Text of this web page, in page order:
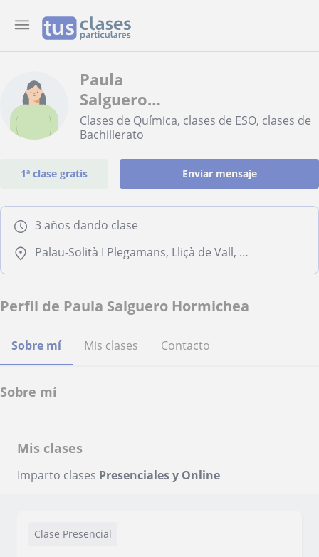
Paula
Salguero
Hormichea
Clases de Química, clases de ESO, clases de
Bachillerato
1ª clase gratis Enviar mensaje
3 años dando clase
Palau-Solità I Plegamans, Lliçà de Vall, Parets del Vallès, Polinyà
Perfil de Paula Salguero Hormichea
Sobre mí Mis clases Contacto
Sobre mí
Mis clases
Imparto clases Presenciales y Online
Clase Presencial